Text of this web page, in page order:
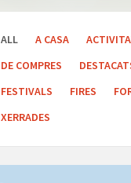
ALL A CASA
DE COMPRES
FESTIVALS
FIRES
XERRADES